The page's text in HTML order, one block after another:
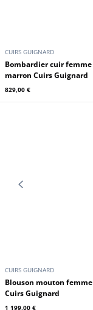
CUIRS GUIGNARD
Spencer cuir femme pantere Cuirs
Guignard
CUIRS GUIGNARD
Bombardier cuir femme capuche
marron Cuirs Guignard